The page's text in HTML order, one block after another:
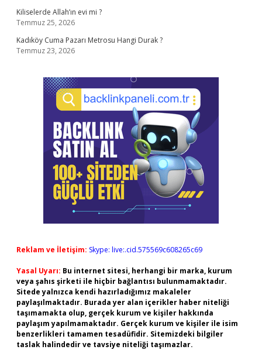
Kiliselerde Allah’ın evi mi ?
Temmuz 25, 2026
Kadıköy Cuma Pazarı Metrosu Hangi Durak ?
Temmuz 23, 2026
Reklam ve İletişim: Skype: live:.cid.575569c608265c69
Yasal Uyarı: Bu internet sitesi, herhangi bir marka, kurum
veya şahıs şirketi ile hiçbir bağlantısı bulunmamaktadır.
Sitede yalnızca kendi hazırladığımız makaleler
paylaşılmaktadır. Burada yer alan içerikler haber niteliği
taşımamakta olup, gerçek kurum ve kişiler hakkında
paylaşım yapılmamaktadır. Gerçek kurum ve kişiler ile isim
benzerlikleri tamamen tesadüfidir. Sitemizdeki bilgiler
taslak halindedir ve tavsiye niteliği taşımazlar.